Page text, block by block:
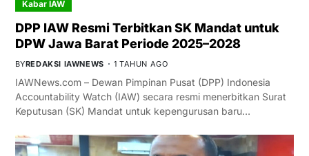
Kabar IAW
DPP IAW Resmi Terbitkan SK Mandat untuk
DPW Jawa Barat Periode 2025–2028
BYREDAKSI IAWNEWS 1 TAHUN AGO
IAWNews.com – Dewan Pimpinan Pusat (DPP) Indonesia
Accountability Watch (IAW) secara resmi menerbitkan Surat
Keputusan (SK) Mandat untuk kepengurusan baru…